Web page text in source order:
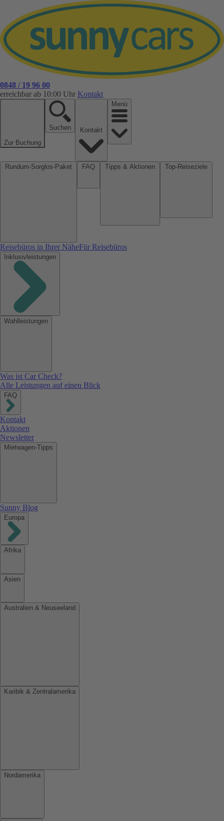
0848 / 19 96 00
erreichbar ab 10:00 Uhr Kontakt
Zur Buchung
Suchen
Menü
Reisebüros in Ihrer NäheFür Reisebüros
Inklusivleistungen
Wahlleistungen
Was ist Car Check?
Alle Leistungen auf einen Blick
FAQ
Kontakt
Aktionen
Newsletter
Mietwagen-Tipps
Sunny Blog
Europa
Afrika
Asien
Australien & Neuseeland
Karibik & Zentralamerika
Nordamerika